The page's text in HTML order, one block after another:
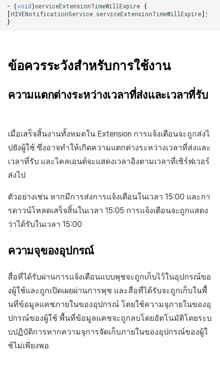
- (void)serviceExtensionTimeWillExpire {
[HIVENotificationService serviceExtensionTimeWillExpire] ;
}
ข้อควรระวังสำหรับการใช้งาน
ความแตกต่างระหว่างเวลาที่ส่งและเวลาที่รับ
เมื่อเสร็จสิ้นงานทั้งหมดใน Extension การแจ้งเตือนจะถูกส่งไ
ปยังผู้ใช้ ซึ่งอาจทำให้เกิดความแตกต่างระหว่างเวลาที่ส่งและ
เวลาที่รับ และไคลเอนต์จะแสดงเวลาอิงตามเวลาที่เซิร์ฟเวอร์
ส่งไป
ตัวอย่างเช่น หากมีการส่งการแจ้งเตือนในเวลา 15:00 และกา
รดาวน์โหลดเสร็จสิ้นในเวลา 15:05 การแจ้งเตือนจะถูกแสดง
ว่าได้รับในเวลา 15:00
ความจุของอุปกรณ์
สื่อที่ได้รับผ่านการแจ้งเตือนแบบพุชจะถูกเก็บไว้ในอุปกรณ์ขอ
งผู้ใช้และถูกเปิดเผยผ่านการพุช และสื่อที่ได้รับจะถูกเก็บในพื้
นที่ข้อมูลแคชภายในของอุปกรณ์ โดยใช้ความจุภายในของอุ
ปกรณ์ของผู้ใช้ พื้นที่ข้อมูลแคชจะถูกลบโดยอัตโนมัติโดยระบ
บปฏิบัติการหากความจุการจัดเก็บภายในของอุปกรณ์ของผู้ใ
ช้ไม่เพียงพอ